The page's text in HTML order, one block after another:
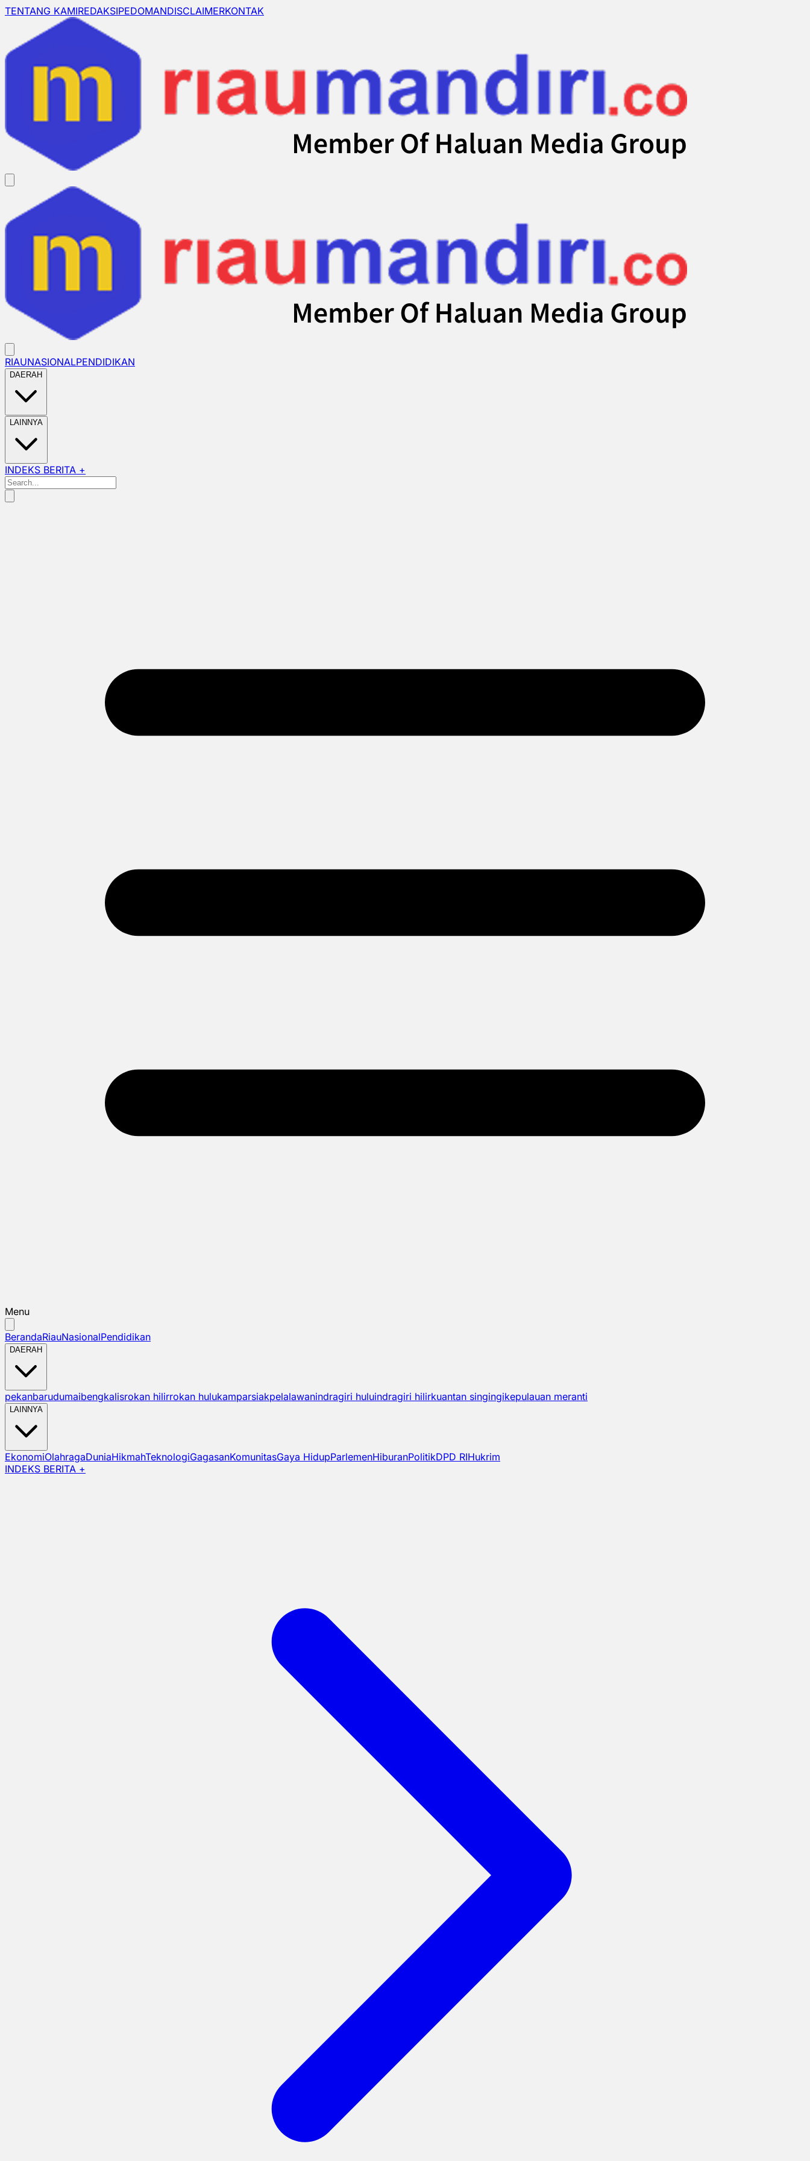
TENTANG KAMIREDAKSIPEDOMANDISCLAIMERKONTAK
RIAUNASIONALPENDIDIKAN
DAERAH
LAINNYA
INDEKS BERITA +
Menu
BerandaRiauNasionalPendidikan
DAERAH
pekanbarudumaibengkalisrokan hilirrokan hulukamparsiakpelalawanindragiri huluindragiri hilirkuantan singingikepulauan meranti
LAINNYA
EkonomiOlahragaDuniaHikmahTeknologiGagasanKomunitasGaya HidupParlemenHiburanPolitikDPD RIHukrim
INDEKS BERITA +